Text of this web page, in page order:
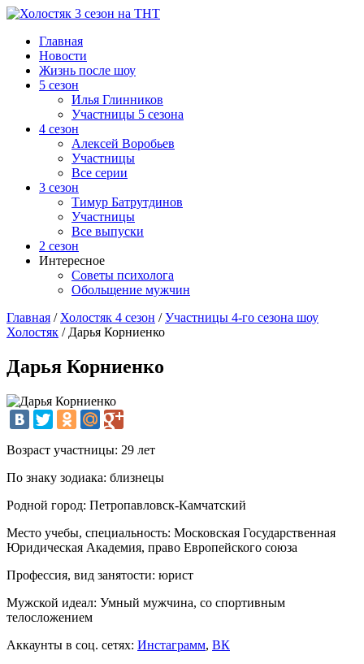
Главная
Новости
Жизнь после шоу
5 сезон
Илья Глинников
Участницы 5 сезона
4 сезон
Алексей Воробьев
Участницы
Все серии
3 сезон
Тимур Батрутдинов
Участницы
Все выпуски
2 сезон
Интересное
Советы психолога
Обольщение мужчин
Главная / Холостяк 4 сезон /Участницы 4-го сезона шоу
Холостяк / Дарья Корниенко
Дарья Корниенко
Возраст участницы: 29 лет
По знаку зодиака: близнецы
Родной город: Петропавловск-Камчатский
Место учебы, специальность: Московская Гоcударственная
Юридическая Академия, право Европейского союза
Профессия, вид занятости: юрист
Мужской идеал: Умный мужчина, со спортивным
телосложением
Аккаунты в соц. сетях: Инстаграмм, ВК